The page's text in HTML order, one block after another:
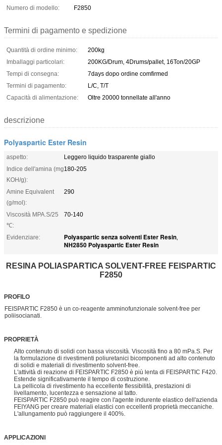
Numero di modello:
F2850
Termini di pagamento e spedizione
Quantità di ordine minimo:
200kg
Imballaggi particolari:
200KG/Drum, 4Drums/pallet, 16Ton/20GP
Tempi di consegna:
7days dopo ordine comfirmed
Termini di pagamento:
L/C, T/T
Capacità di alimentazione:
Oltre 20000 tonnellate all'anno
descrizione
Polyaspartic Ester Resin
aspetto:
Leggero liquido trasparente giallo
Indice dell'amina (mg
KOH/g):
180-205
Amine Equivalent
(g/mol):
290
Viscosità MPA.S/25
℃:
70-140
Evidenziare: Polyaspartic senza solventi Ester Resin,
NH2850 Polyaspartic Ester Resin
RESINA POLIASPARTICA SOLVENT-FREE FEISPARTIC
F2850
PROFILO
FEISPARTIC F2850 è un co-reagente amminofunzionale solvent-free per
poliisocianati.
PROPRIETÀ
Alto contenuto di solidi con bassa viscosità. Viscosità fino a 80 mPa.S. Per
la formulazione di rivestimenti poliuretanici bicomponenti ad alto contenuto
di solidi e materiali di rivestimento solvent-free.
L'attività di reazione di FEISPARTIC F2850 è più lenta di FEISPARTIC F420.
Estende significativamente il tempo di costruzione.
La pellicola di rivestimento ha eccellente flessibilità, prestazioni di
livellamento, lucentezza e sensazione al tatto.
FEISPARTIC F2850 può reagire con l'agente indurente elastico dell'azienda
FEIYANG per creare materiali elastici con eccellenti proprietà meccaniche.
L'allungamento può raggiungere il 400%.
APPLICAZIONI